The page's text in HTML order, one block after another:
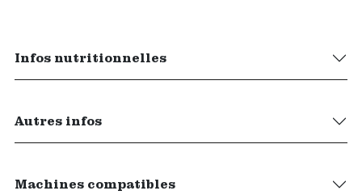
Infos nutritionnelles
Autres infos
Machines compatibles